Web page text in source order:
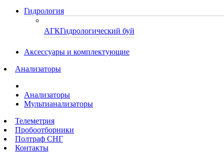
Гидрология
АГКГидрологический буй
Аксессуары и комплектующие
Анализаторы
Анализаторы
Мультианализаторы
Телеметрия
Пробоотборники
Полтраф СНГ
Контакты